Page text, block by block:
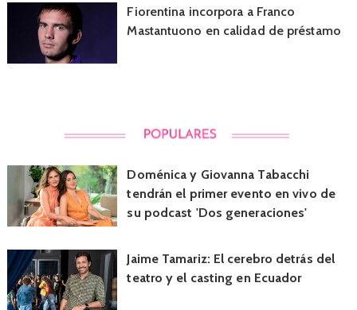
Fiorentina incorpora a Franco
Mastantuono en calidad de préstamo
Doménica y Giovanna Tabacchi
tendrán el primer evento en vivo de
su podcast 'Dos generaciones'
Jaime Tamariz: El cerebro detrás del
teatro y el casting en Ecuador